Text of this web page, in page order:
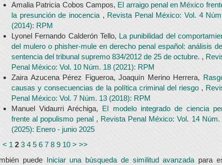
Amalia Patricia Cobos Campos, El arraigo penal en México
la presunción de inocencia , Revista Penal México: Vol. 4
(2014): RPM
Lyonel Fernando Calderón Tello, La punibilidad del
del mulero o phisher-mule en derecho penal español: análisis
sentencia del tribunal supremo 834/2012 de 25 de octubre. ,
Penal México: Vol. 10 Núm. 18 (2021): RPM
Zaira Azucena Pérez Figueroa, Joaquín Merino Herrera,
causas y consecuencias de la política criminal del riesgo ,
Penal México: Vol. 7 Núm. 13 (2018): RPM
Manuel Vidaurri Aréchiga, El modelo integrado de ciencia
frente al populismo penal , Revista Penal México: Vol. 14 Núm.
(2025): Enero - junio 2025
< 1 2 3 4 5 6 7 8 9 10 > >>
puede Iniciar una búsqueda de similitud avanzada para